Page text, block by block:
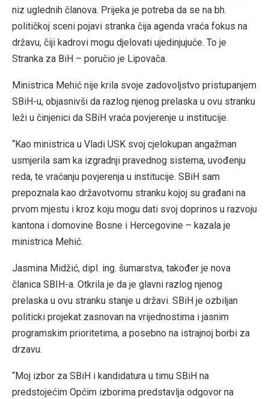
niz uglednih članova. Prijeka je potreba da se na bh.
političkoj sceni pojavi stranka čija agenda vraća fokus na
državu, čiji kadrovi mogu djelovati ujedinjujuće. To je
Stranka za BiH – poručio je Lipovača.
Ministrica Mehić nije krila svoje zadovoljstvo pristupanjem
SBiH-u, objasnivši da razlog njenog prelaska u ovu stranku
leži u činjenici da SBiH vraća povjerenje u institucije.
“Kao ministrica u Vladi USK svoj cjelokupan angažman
usmjerila sam ka izgradnji pravednog sistema, uvođenju
reda, te vraćanju povjerenja u institucije. SBiH sam
prepoznala kao državotvornu stranku kojoj su građani na
prvom mjestu i kroz koju mogu dati svoj doprinos u razvoju
kantona i domovine Bosne i Hercegovine – kazala je
ministrica Mehić.
Jasmina Midžić, dipl. ing. šumarstva, također je nova
članica SBIH-a. Otkrila je da je glavni razlog njenog
prelaska u ovu stranku stanje u državi. SBiH je ozbiljan
politicki projekat zasnovan na vrijednostima i jasnim
programskim prioritetima, a posebno na istrajnoj borbi za
drzavu.
“Moj izbor za SBiH i kandidatura u timu SBiH na
predstojećim Općim izborima predstavlja odgovor na